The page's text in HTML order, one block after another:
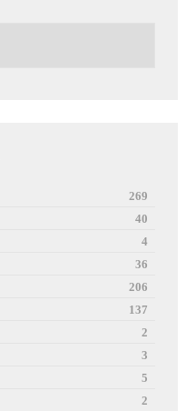
269
40
4
36
206
137
2
3
5
2